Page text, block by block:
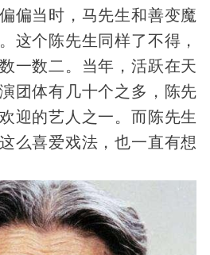
偏当时，马先生和善变魔
这个陈先生同样了不得，
一数二。当年，活跃在天
团体有几十个之多，陈先
迎的艺人之一。而陈先生
么喜爱戏法，也一直有想